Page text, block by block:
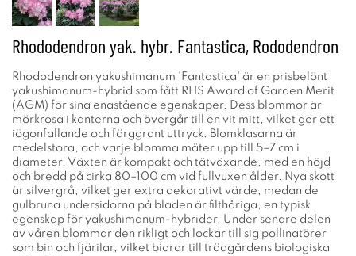
Rhododendron yak. hybr. Fantastica, Rododendron
Rhododendron yakushimanum 'Fantastica' är en prisbelönt
yakushimanum-hybrid som fått RHS Award of Garden Merit
(AGM) för sina enastående egenskaper. Dess blommor är
mörkrosa i kanterna och övergår till en vit mitt, vilket ger ett
iögonfallande och färggrant uttryck. Blomklasarna är
medelstora, och varje blomma mäter upp till 5–7 cm i
diameter. Växten är kompakt och tätväxande, med en höjd
och bredd på cirka 80–100 cm vid fullvuxen ålder. Nya skott
är silvergrå, vilket ger extra dekorativt värde, medan de
gulbruna undersidorna på bladen är filthåriga, en typisk
egenskap för yakushimanum-hybrider. Under senare delen
av våren blommar den rikligt och lockar till sig pollinatörer
som bin och fjärilar, vilket bidrar till trädgårdens biologiska